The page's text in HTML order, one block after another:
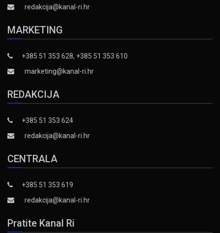
redakcija@kanal-ri.hr
MARKETING
+385 51 353 628, +385 51 353 610
marketing@kanal-ri.hr
REDAKCIJA
+385 51 353 624
redakcija@kanal-ri.hr
CENTRALA
+385 51 353 619
redakcija@kanal-ri.hr
Pratite Kanal Ri